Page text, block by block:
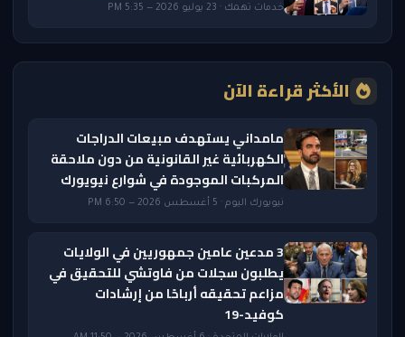
خدمات تهمك · 23 يوليو 2026 — 5:35 PM
الأكثر قراءة الآن
مامداني يستهدف مبيعات الدراجات
الكهربائية غير القانونية من دون ملاحقة
المركبات الموجودة في شوارع نيويورك
نيويورك اليوم · 5 أغسطس 2026 — 6:50 PM
3 مدعين عامين جمهوريين في الولايات
يطلبون سجلات من فاوتشي للتحقيق في
مزاعم تحقيقه أرباحًا من إرشادات
كوفيد-19